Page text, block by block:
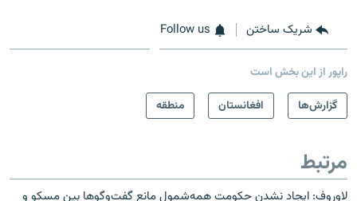
شریک ساختن Follow us
راپور از این بخش است
گزارش‌ها
افغانستان منطقه
مرتبط
لاوروف: ایجاد نشدن حکومت همه‌شمول مانع گفت‌وگوها بین مسکو و